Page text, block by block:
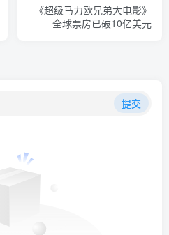
《超级马力欧兄弟大电影》
全球票房已破10亿美元
提交